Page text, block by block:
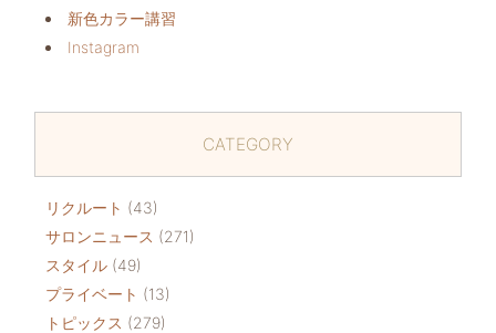
新色カラー講習
Instagram
CATEGORY
リクルート (43)
サロンニュース (271)
スタイル (49)
プライベート (13)
トピックス (279)